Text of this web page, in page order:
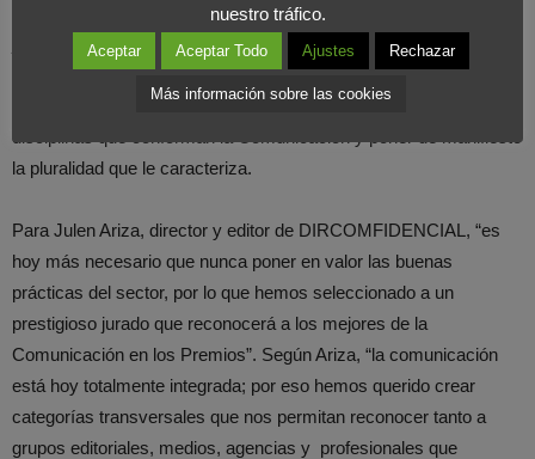
lugar en el Hotel Westin Palace de Madrid, el próximo lunes 10 de
junio a las 19:00 horas.
La organización lanza esta iniciativa para poner en valor todas las
disciplinas que conforman la Comunicación y poner de manifiesto
la pluralidad que le caracteriza.
Para Julen Ariza, director y editor de DIRCOMFIDENCIAL, “es
hoy más necesario que nunca poner en valor las buenas
prácticas del sector, por lo que hemos seleccionado a un
prestigioso jurado que reconocerá a los mejores de la
Comunicación en los Premios”. Según Ariza, “la comunicación
está hoy totalmente integrada; por eso hemos querido crear
categorías transversales que nos permitan reconocer tanto a
grupos editoriales, medios, agencias y profesionales que
nuestro tráfico.
Aceptar Aceptar Todo Ajustes Rechazar
Más información sobre las cookies